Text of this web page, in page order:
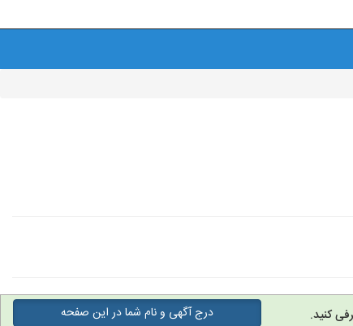
کنید. درج آگهی و نام شما در این صفحه